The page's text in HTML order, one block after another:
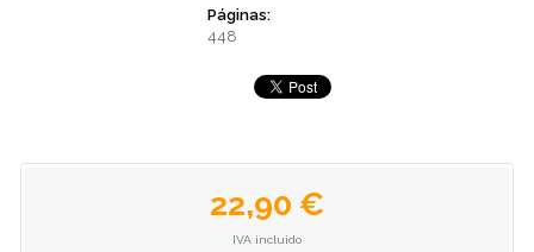
Páginas:
448
22,90 €
IVA incluido